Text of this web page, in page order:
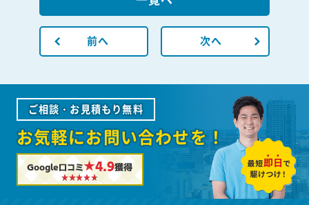
前へ 次へ
ご相談・お見積もり無料
お気軽にお問い合わせを！
Google口コミ★4.9獲得